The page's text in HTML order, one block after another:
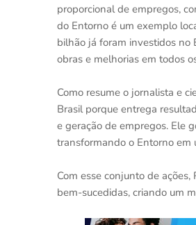
proporcional de empregos,
do Entorno é um exemplo
bilhão já foram investidos no
obras e melhorias em todos
Como resume o jornalista e
Brasil porque entrega
e geração de empregos. Ele
transformando o Entorno
Com esse conjunto de
bem-sucedidas, criando um